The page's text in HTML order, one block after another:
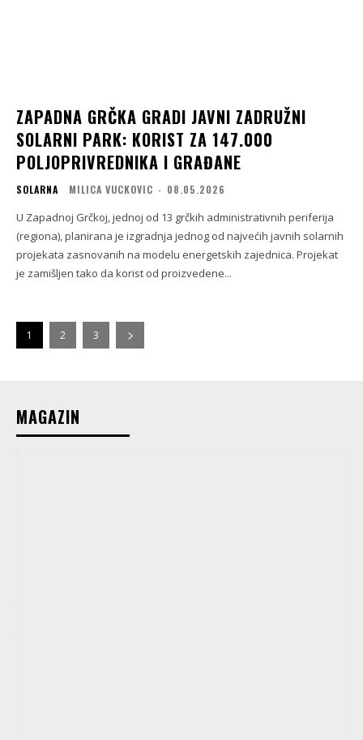
ZAPADNA GRČKA GRADI JAVNI ZADRUŽNI
SOLARNI PARK: KORIST ZA 147.000
POLJOPRIVREDNIKA I GRAĐANE
SOLARNA MILICA VUCKOVIC - 08.05.2026
U Zapadnoj Grčkoj, jednoj od 13 grčkih administrativnih periferija
(regiona), planirana je izgradnja jednog od najvećih javnih solarnih
projekata zasnovanih na modelu energetskih zajednica. Projekat
je zamišljen tako da korist od proizvedene...
1 2 3
MAGAZIN